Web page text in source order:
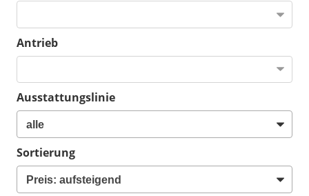
Antrieb
Ausstattungslinie
Sortierung